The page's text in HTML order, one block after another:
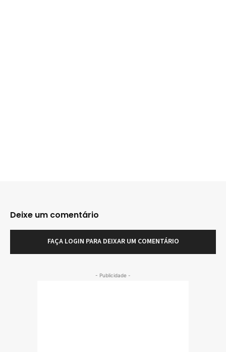
Deixe um comentário
FAÇA LOGIN PARA DEIXAR UM COMENTÁRIO
- Publicidade -